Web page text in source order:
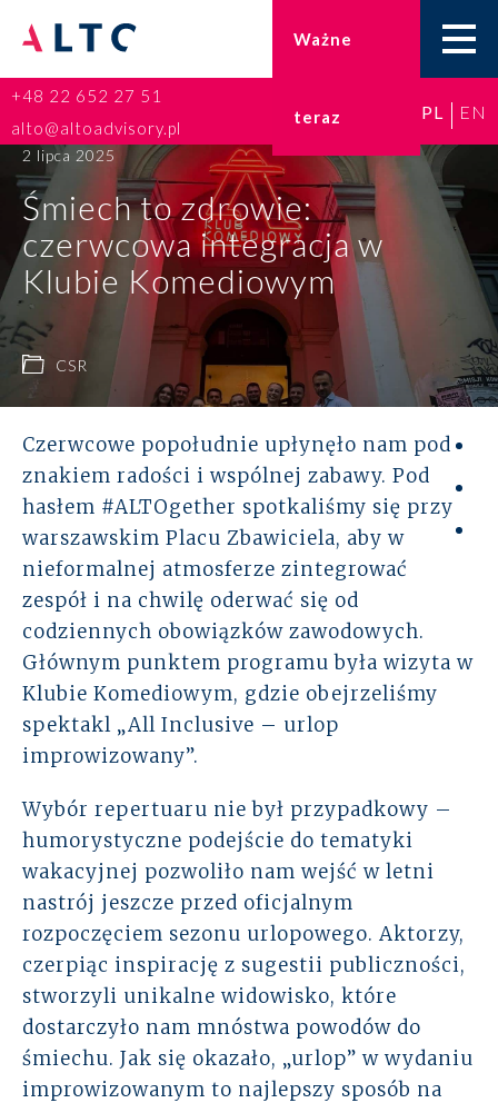
Ważne
teraz
Doradztwo podatkowe
Księgowość
Kadry i płace
ESG
Prawo karne dla biznesu
Rozwiązania
Zespół
Dołącz do nas
Dlaczego ALTO
Case studies
Baza wiedzy
ALTOstratus
Kontakt
+48 22 652 27 51
alto@altoadvisory.pl
PL EN
2 lipca 2025
Śmiech to zdrowie:
czerwcowa integracja w
Klubie Komediowym
CSR
Czerwcowe popołudnie upłynęło nam pod
znakiem radości i wspólnej zabawy. Pod
hasłem #ALTOgether spotkaliśmy się przy
warszawskim Placu Zbawiciela, aby w
nieformalnej atmosferze zintegrować
zespół i na chwilę oderwać się od
codziennych obowiązków zawodowych.
Głównym punktem programu była wizyta w
Klubie Komediowym, gdzie obejrzeliśmy
spektakl „All Inclusive – urlop
improwizowany”.
Wybór repertuaru nie był przypadkowy –
humorystyczne podejście do tematyki
wakacyjnej pozwoliło nam wejść w letni
nastrój jeszcze przed oficjalnym
rozpoczęciem sezonu urlopowego. Aktorzy,
czerpiąc inspirację z sugestii publiczności,
stworzyli unikalne widowisko, które
dostarczyło nam mnóstwa powodów do
śmiechu. Jak się okazało, „urlop” w wydaniu
improwizowanym to najlepszy sposób na